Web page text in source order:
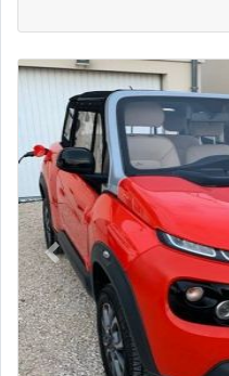
Previous